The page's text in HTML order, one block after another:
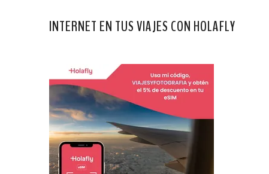
INTERNET EN TUS VIAJES CON HOLAFLY